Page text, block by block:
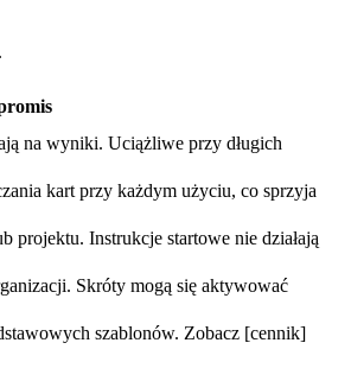
na wyniki. Uciążliwe przy długich
kart przy każdym użyciu, co sprzyja
projektu. Instrukcje startowe nie działają
Skróty mogą się aktywować
szablonów. Zobacz [cennik]